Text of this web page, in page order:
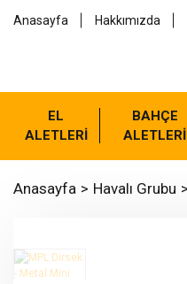
Anasayfa Hakkımızda
EL
ALETLERİ
BAHÇE
ALETLERİ
Anasayfa Havalı Grubu